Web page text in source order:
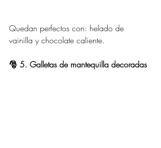
Quedan perfectos con: helado de
vainilla y chocolate caliente.
🎅 5. Galletas de mantequilla decoradas